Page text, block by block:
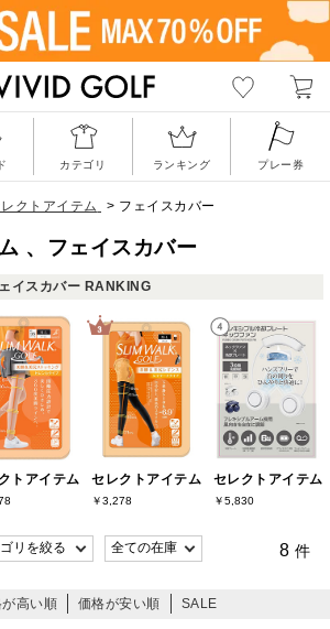
カテゴリ ランキング プレー券
クトアイテム > フェイスカバー
、フェイスカバー
イスカバー RANKING
トアイテム セレクトアイテム
￥3,278
セレクトアイテム
￥5,830
8 件
高い順 価格が安い順 SALE